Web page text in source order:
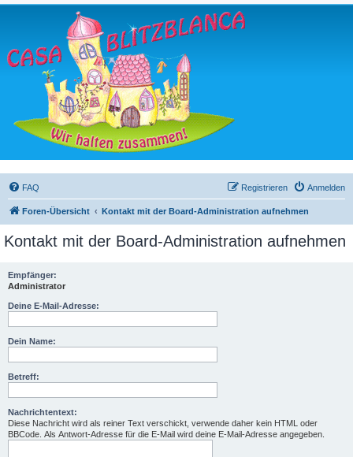
FAQ Anmelden
Registrieren
Foren-Übersicht Kontakt mit der Board-Administration aufnehmen
Kontakt mit der Board-Administration aufnehmen
Empfänger:
Administrator
Deine E-Mail-Adresse:
Dein Name:
Betreff:
Nachrichtentext:
Diese Nachricht wird als reiner Text verschickt, verwende daher kein HTML oder
BBCode. Als Antwort-Adresse für die E-Mail wird deine E-Mail-Adresse angegeben.